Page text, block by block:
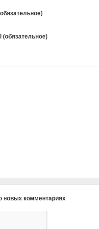
(обязательное)
новых комментариях